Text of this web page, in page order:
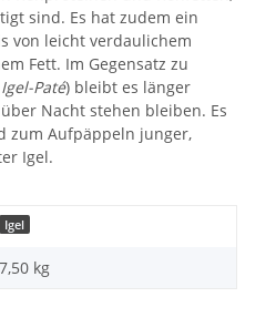
sind. Es hat zudem ein
von leicht verdaulichem
Fett. Im Gegensatz zu
Igel-Paté) bleibt es länger
Nacht stehen bleiben. Es
zum Aufpäppeln junger,
Igel.
Igel
7,50 kg